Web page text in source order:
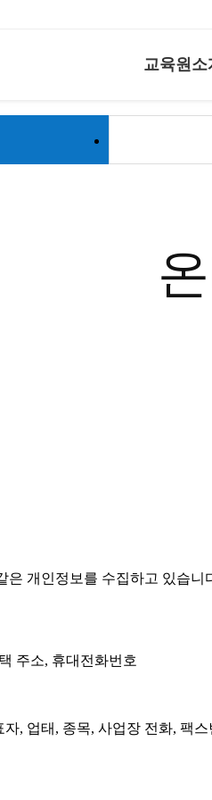
교육원소
은 개인정보를 수집하고 있습니
주소, 휴대전화번호
, 업태, 종목, 사업장 전화, 팩